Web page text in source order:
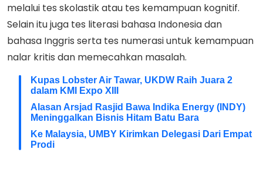
melalui tes skolastik atau tes kemampuan kognitif.
Selain itu juga tes literasi bahasa Indonesia dan
bahasa Inggris serta tes numerasi untuk kemampuan
nalar kritis dan memecahkan masalah.
Kupas Lobster Air Tawar, UKDW Raih Juara 2
dalam KMI Expo XIII
Alasan Arsjad Rasjid Bawa Indika Energy (INDY)
Meninggalkan Bisnis Hitam Batu Bara
Ke Malaysia, UMBY Kirimkan Delegasi Dari Empat
Prodi